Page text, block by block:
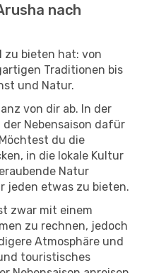
nach
zu bieten hat: von
Traditionen bis
und Natur.
von dir ab. In der
Nebensaison dafür
du die
in die lokale Kultur
Natur
jeden etwas zu bieten.
zwar mit einem
zu rechnen, jedoch
Atmosphäre und
touristisches